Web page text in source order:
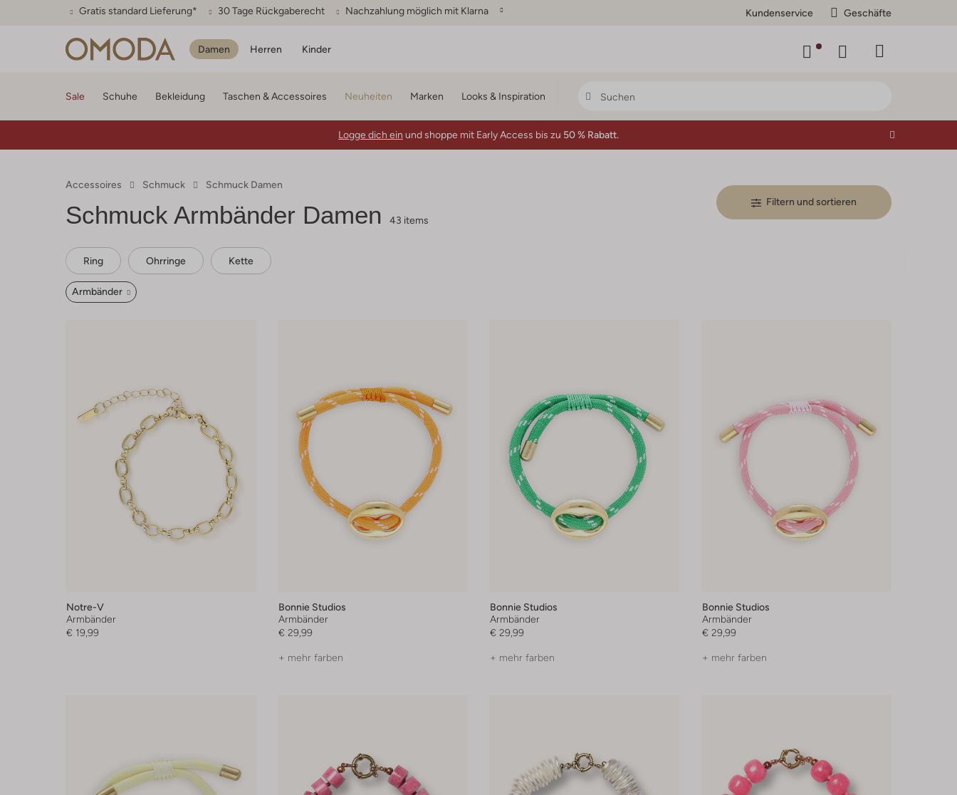
Gratis standard Lieferung* 30 Tage Rückgaberecht Nachzahlung möglich mit Klarna Kundenservice Geschäfte
Damen Herren Kinder
Sale Schuhe Bekleidung Taschen & Accessoires Neuheiten Marken Looks & Inspiration
Logge dich ein und shoppe mit Early Access bis zu 50 % Rabatt.
Accessoires Schmuck Schmuck Damen
Schmuck Armbänder Damen 43 items
Filtern und sortieren
Ring Ohrringe Kette
Armbänder
Notre-V
Armbänder
€ 19,99
Bonnie Studios
Armbänder
€ 29,99
+ mehr farben
Bonnie Studios
Armbänder
€ 29,99
+ mehr farben
Bonnie Studios
Armbänder
€ 29,99
+ mehr farben